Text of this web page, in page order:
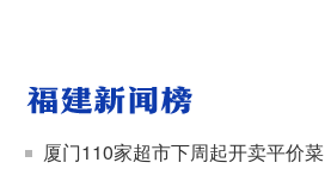
厦门110家超市下周起开卖平价菜